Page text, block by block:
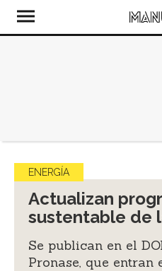
ENERGÍA
Actualizan
sustentable de
Se publican en el
Pronase, que entran